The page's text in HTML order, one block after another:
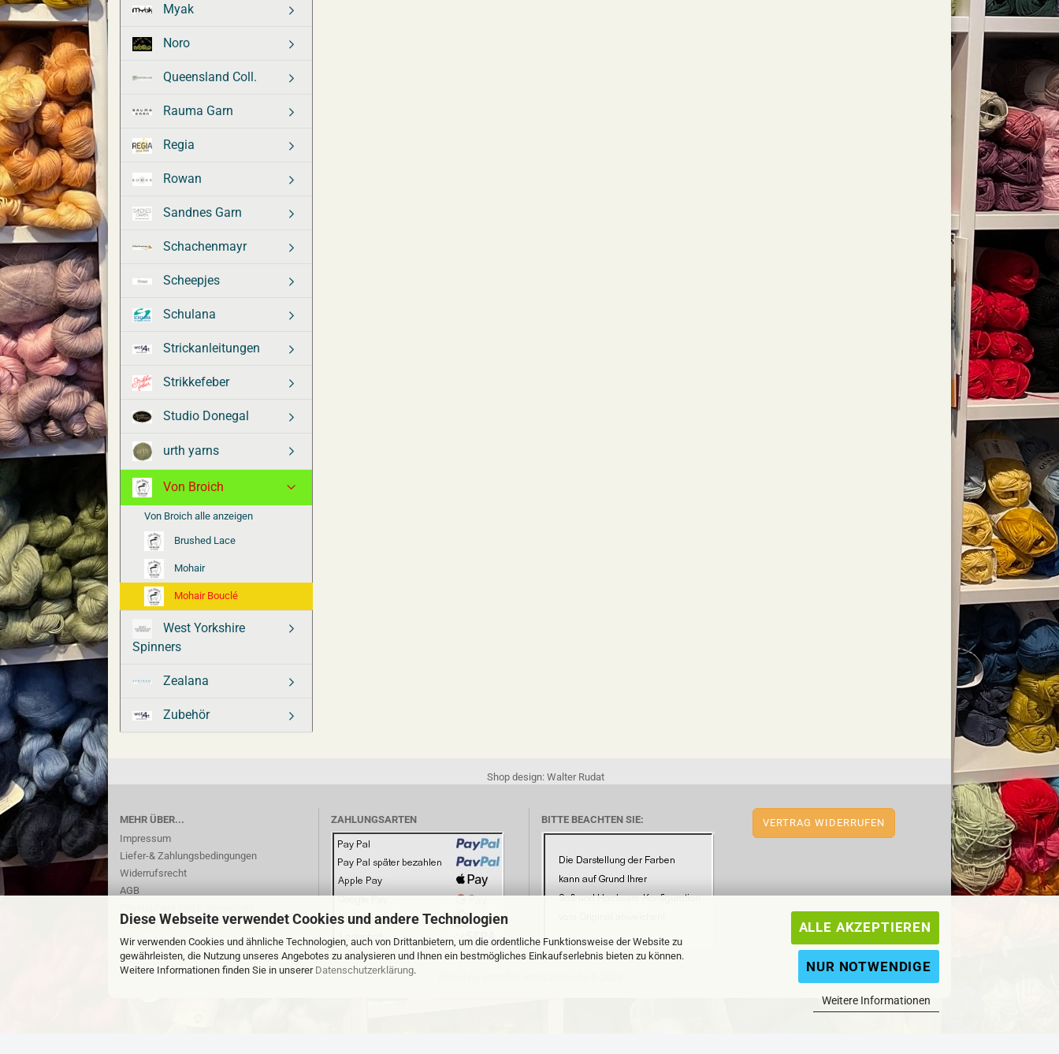
Diese Webseite verwendet Cookies und andere Technologien
Wir verwenden Cookies und ähnliche Technologien, auch von Drittanbietern, um die ordentliche Funktionsweise der Website zu
gewährleisten, die Nutzung unseres Angebotes zu analysieren und Ihnen ein bestmögliches Einkaufserlebnis bieten zu können.
Weitere Informationen finden Sie in unserer Datenschutzerklärung.
ALLE AKZEPTIEREN
NUR NOTWENDIGE
Weitere Informationen
Myak
Noro
Queensland Coll.
Rauma Garn
Regia
Rowan
Sandnes Garn
Schachenmayr
Scheepjes
Schulana
Strickanleitungen
Strikkefeber
Studio Donegal
urth yarns
Von Broich
Von Broich alle anzeigen
Brushed Lace
Mohair
Mohair Bouclé
West Yorkshire
Spinners
Zealana
Zubehör
Shop design: Walter Rudat
MEHR ÜBER...
Impressum
Liefer-& Zahlungsbedingungen
Widerrufsrecht
AGB
Callback Service
Cookie Einstellungen
ZAHLUNGSARTEN BITTE BEACHTEN SIE: VERTRAG WIDERRUFEN